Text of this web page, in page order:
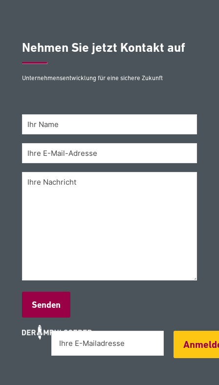
Nehmen Sie jetzt Kontakt auf
Unternehmensentwicklung für eine sichere Zukunft
Alternative: